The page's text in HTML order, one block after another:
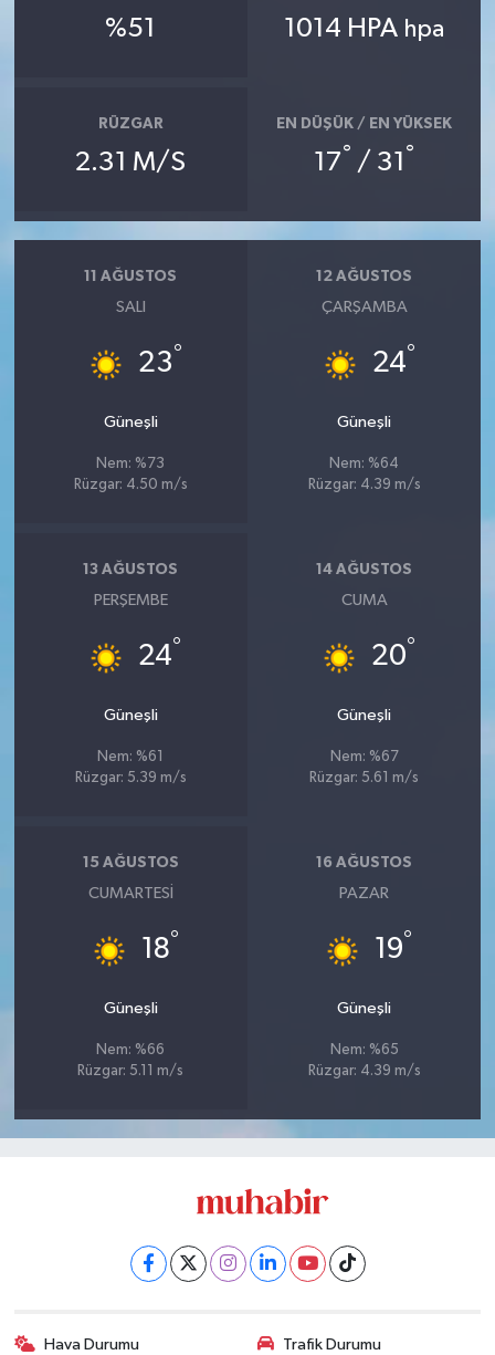
%51 1014 HPA hpa
RÜZGAR
2.31 M/S
EN DÜŞÜK / EN YÜKSEK
17° / 31 °
11 AĞUSTOS
SALI
23°
Güneşli
Nem: %73
Rüzgar: 4.50 m/s
12 AĞUSTOS
ÇARŞAMBA
24°
Güneşli
Nem: %64
Rüzgar: 4.39 m/s
13 AĞUSTOS
PERŞEMBE
24°
Güneşli
Nem: %61
Rüzgar: 5.39 m/s
14 AĞUSTOS
CUMA
20°
Güneşli
Nem: %67
Rüzgar: 5.61 m/s
15 AĞUSTOS
CUMARTESI
18°
Güneşli
Nem: %66
Rüzgar: 5.11 m/s
16 AĞUSTOS
PAZAR
19°
Güneşli
Nem: %65
Rüzgar: 4.39 m/s
Hava Durumu Trafik Durumu